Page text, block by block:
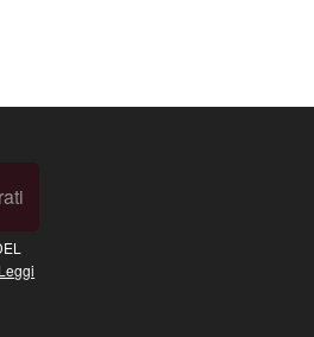
Leggi